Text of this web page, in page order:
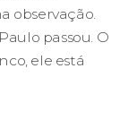
observação.
passou. O
ele está